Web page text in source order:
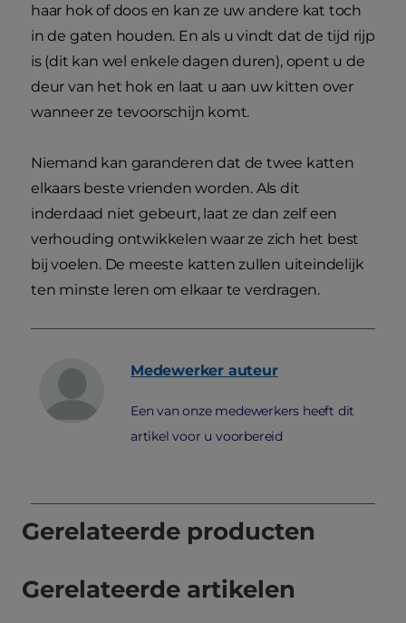
haar hok of doos en kan ze uw andere kat toch
in de gaten houden. En als u vindt dat de tijd rijp
is (dit kan wel enkele dagen duren), opent u de
deur van het hok en laat u aan uw kitten over
wanneer ze tevoorschijn komt.
Niemand kan garanderen dat de twee katten
elkaars beste vrienden worden. Als dit
inderdaad niet gebeurt, laat ze dan zelf een
verhouding ontwikkelen waar ze zich het best
bij voelen. De meeste katten zullen uiteindelijk
ten minste leren om elkaar te verdragen.
Medewerker auteur
Een van onze medewerkers heeft dit
artikel voor u voorbereid
Gerelateerde producten
Gerelateerde artikelen